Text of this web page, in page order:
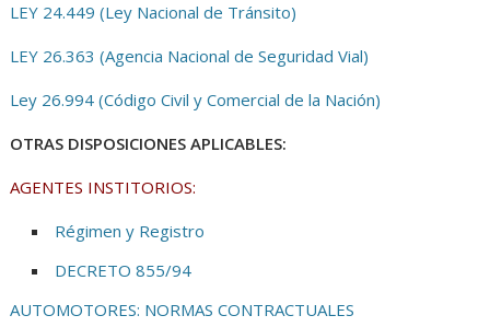
LEY 24.449 (Ley Nacional de Tránsito)
LEY 26.363 (Agencia Nacional de Seguridad Vial)
Ley 26.994 (Código Civil y Comercial de la Nación)
OTRAS DISPOSICIONES APLICABLES:
AGENTES INSTITORIOS:
Régimen y Registro
DECRETO 855/94
AUTOMOTORES: NORMAS CONTRACTUALES